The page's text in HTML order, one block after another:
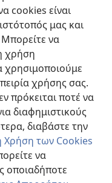
cookies είναι
μας και
να
χρήση
χρησιμοποιούμε
χρήσης σας.
πρόκειται ποτέ να
διαφημιστικούς
διαβάστε την
Χρήση των Cookies
να
οποιαδήποτε
Society of Pennsylvania.